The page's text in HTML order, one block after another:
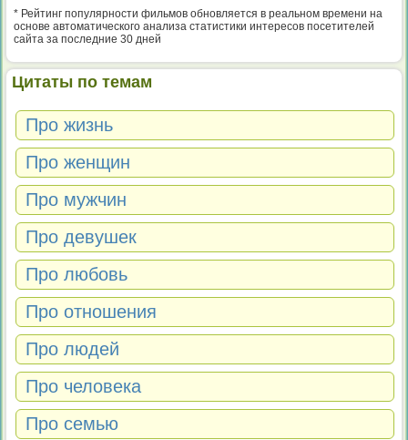
* Рейтинг популярности фильмов обновляется в реальном времени на
основе автоматического анализа статистики интересов посетителей
сайта за последние 30 дней
Цитаты по темам
Про жизнь
Про женщин
Про мужчин
Про девушек
Про любовь
Про отношения
Про людей
Про человека
Про семью